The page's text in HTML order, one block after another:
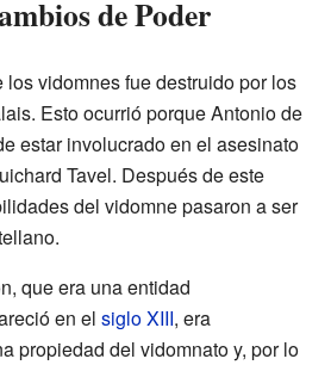
de Poder
vidomnes fue destruido por los
Esto ocurrió porque Antonio de
estar involucrado en el asesinato
Tavel. Después de este
del vidomne pasaron a ser
que era una entidad
en el siglo XIII, era
propiedad del vidomnato y, por lo